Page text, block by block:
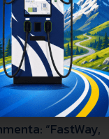
ritardo delle
rispetto ad altri
di FastWay ed
e Infrastrutture
“FastWay,